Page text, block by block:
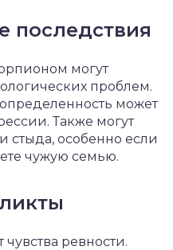
последствия
могут
проблем.
может
Также могут
стыда, особенно если
чужую семью.
ревности.